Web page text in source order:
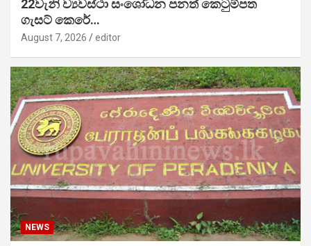
22වැනි ව්‍යවස්ථා සංශෝධන පනත් කෙටුම්පත
ගැසට් කෙරේ…
August 7, 2026 editor
NEWS